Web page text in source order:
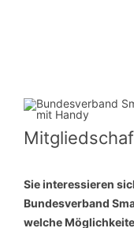
Sie interessieren
Bundesverband
welche